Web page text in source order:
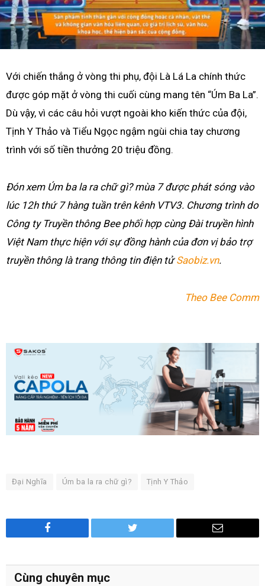
Với chiến thắng ở vòng thi phụ, đội Là Lá La chính thức
được góp mặt ở vòng thi cuối cùng mang tên “Úm Ba La”.
Dù vậy, vì các câu hỏi vượt ngoài kho kiến thức của đội,
Tịnh Y Thảo và Tiểu Ngọc ngậm ngùi chia tay chương
trình với số tiền thưởng 20 triệu đồng.
Đón xem Úm ba la ra chữ gì? mùa 7 được phát sóng vào
lúc 12h thứ 7 hàng tuần trên kênh VTV3. Chương trình do
Công ty Truyền thông Bee phối hợp cùng Đài truyền hình
Việt Nam thực hiện với sự đồng hành của đơn vị bảo trợ
truyền thông là trang thông tin điện tửSaobiz.vn.
Theo Bee Comm
Đại Nghĩa Úm ba la ra chữ gì? Tịnh Y Thảo
Facebook Twitter Email
Cùng chuyên mục